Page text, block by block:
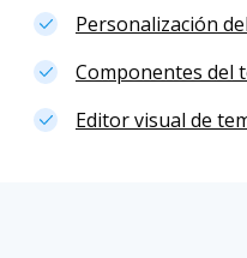
Personalización
Componentes del
Editor visual de